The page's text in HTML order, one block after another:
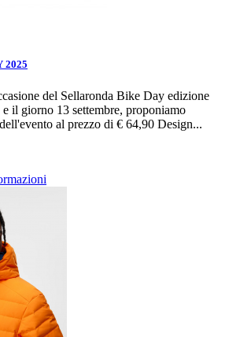
2025
del Sellaronda Bike Day edizione
il giorno 13 settembre, proponiamo
al prezzo di € 64,90 Design...